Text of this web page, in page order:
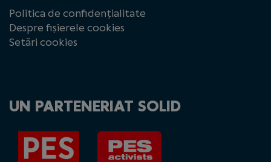
Politica de confidențialitate
Despre fișierele cookies
Setări cookies
UN PARTENERIAT SOLID